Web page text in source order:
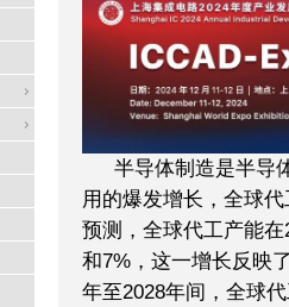
半导体制造是半导
用的爆发增长，全球
预测，全球代工产能
和7%，这一增长反映
年至2028年间，全球